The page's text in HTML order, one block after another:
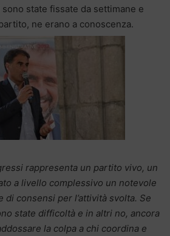
state fissate da settimane e
ne erano a conoscenza.
rappresenta un partito vivo, un
a livello complessivo un notevole
di consensi per l’attività svolta. Se
state difficoltà e in altri no, ancora
la colpa a chi coordina e